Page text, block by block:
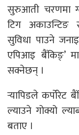
सुरुआती चरणमा
टिग अकाउन्टिङ
सुविधा पाउने
एपिआइ बैंकिङ्’
सक्नेछन् ।
र्‍यापिडले कर्पोरेट
ल्याउने गोक्यो
बताए ।